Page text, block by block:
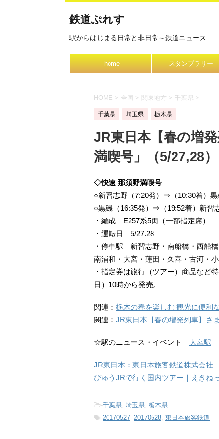
鉄道ぷれす
駅からはじまる日常と非日常～鉄道ニュース
home スタンプラリー
HOME > 全国 > 関東地方 > 千葉県 >
千葉県 埼玉県 栃木県
JR東日本【春の増
満喫号」（5/27,28）
◇快速 那須野満喫号
○新習志野（7:20発）⇒（10:30着）黒
○黒磯（16:35発）⇒（19:52着）新習
・編成 E257系5両（一部指定席）
・運転日 5/27.28
・停車駅 新習志野・南船橋・西船
南浦和・大宮・蓮田・久喜・古河・
・指定券は旅行（ツアー）商品など
日）10時から発売。
関連： 栃木の春を楽しむ 観光に便利
関連： JR東日本【春の増発列車】さ
☆駅のニュース・イベント 大宮駅
JR東日本：東日本旅客鉄道株式会社
びゅうJRで行く国内ツアー｜えきね
-千葉県, 埼玉県, 栃木県
-20170527, 20170528, 東日本旅客鉄道